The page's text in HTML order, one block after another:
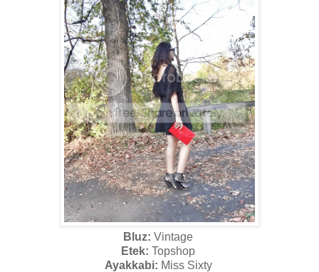
Bluz: Vintage
Etek: Topshop
Ayakkabi: Miss Sixty